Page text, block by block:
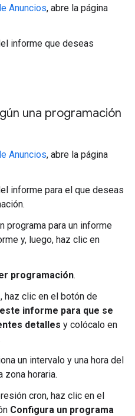
Anuncios, abre la página
informe que deseas
una programación
Anuncios, abre la página
informe para el que deseas
programa para un informe
y, luego, haz clic en
programación.
, haz clic en el botón de
informe para que se
detalles y colócalo en
un intervalo y una hora del
zona horaria.
cron, haz clic en el
Configura un programa